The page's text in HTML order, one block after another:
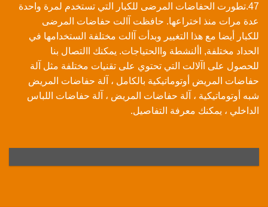
47.تطورت الحفاضات المرضى للكبار التي تستخدم لمرة واحدة
عدة مرات منذ اختراعها. حافظت آالت حفاضات المرضى
للكبار أيضا مع هذا التغيير وبدأت آالت مختلفة الستخدامها في
الحداد مختلفة, األنشطة واالحتياجات. يمكنك االتصال بنا
للحصول على اآلالت التي تحتوي على تقنيات مختلفة مثل آلة
حفاضات المريض أوتوماتيكية بالكامل ، آلة حفاضات المريض
شبه أوتوماتيكية ، آلة حفاضات المريض ، آلة حفاضات اللباس
الداخلي ، يمكنك معرفة التفاصيل.